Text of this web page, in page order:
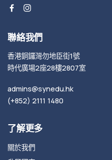
聯絡我們
香港銅鑼灣勿地臣街1號
時代廣場2座28樓2807室
admins@synedu.hk
(+852) 2111 1480
了解更多
關於我們